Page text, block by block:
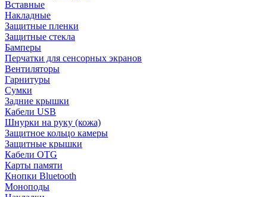
Вставные
Накладные
Защитные пленки
Защитные стекла
Бамперы
Перчатки для сенсорных экранов
Вентиляторы
Гарнитуры
Сумки
Задние крышки
Кабели USB
Шнурки на руку (кожа)
Защитное кольцо камеры
Защитные крышки
Кабели OTG
Карты памяти
Кнопки Bluetooth
Моноподы